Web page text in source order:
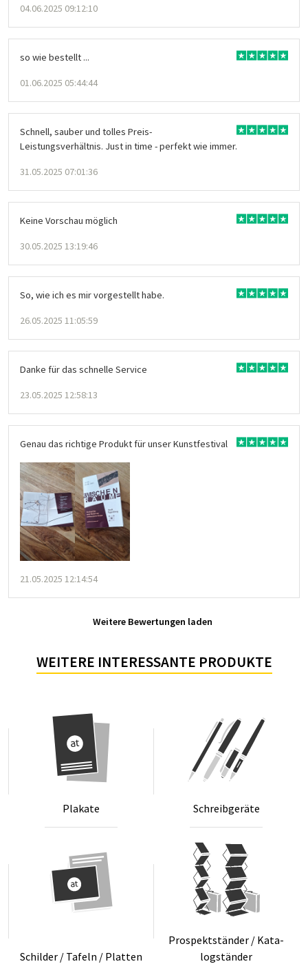
04.06.2025 09:12:10
so wie bestellt ...
01.06.2025 05:44:44
Schnell, sauber und tolles Preis-
Leistungsverhältnis. Just in time - perfekt wie immer.
31.05.2025 07:01:36
Keine Vorschau möglich
30.05.2025 13:19:46
So, wie ich es mir vorgestellt habe.
26.05.2025 11:05:59
Danke für das schnelle Service
23.05.2025 12:58:13
Genau das richtige Produkt für unser Kunstfestival
21.05.2025 12:14:54
Weitere Bewertungen laden
WEITERE INTERESSANTE PRODUKTE
Pla­ka­te Schreib­ge­rä­te
Schil­der / Ta­feln / Plat­ten
Pro­spektstän­der / Ka­ta­
logstän­der